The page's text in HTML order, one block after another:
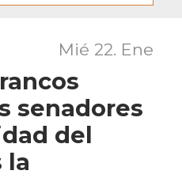
Mié 22. Ene
senadores
del
la